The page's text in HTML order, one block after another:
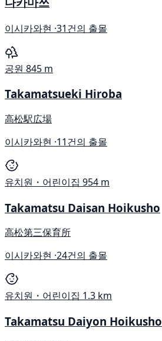
이시카와현 ·31건의 출몰
공원 845 m
Takamatsueki Hiroba
高松駅広場
이시카와현 ·11건의 출몰
유치원・어린이집 954 m
Takamatsu Daisan Hoikusho
高松第三保育所
이시카와현 ·24건의 출몰
유치원・어린이집 1.3 km
Takamatsu Daiyon Hoikusho